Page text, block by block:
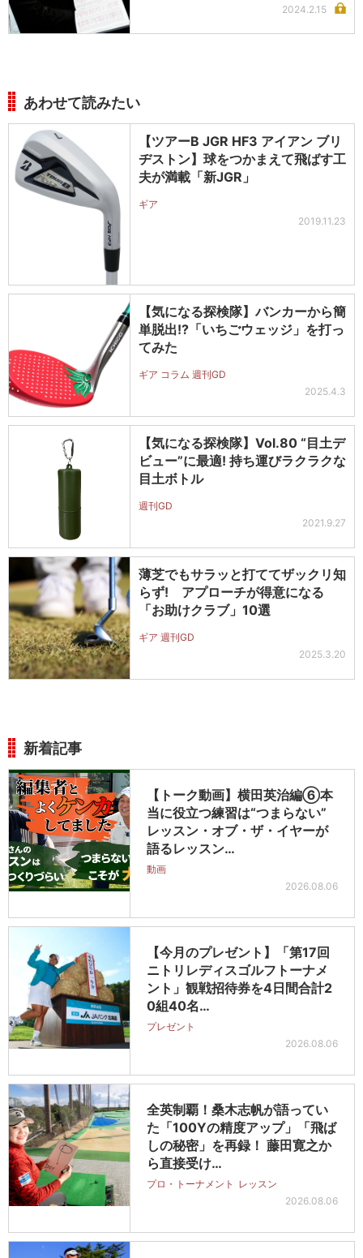
2024.2.15
あわせて読みたい
【ツアーB JGR HF3 アイアン ブリ
ヂストン】球をつかまえて飛ばす工
夫が満載「新JGR」
ギア
2019.11.23
【気になる探検隊】バンカーから簡
単脱出!?「いちごウェッジ」を打っ
てみた
ギア コラム 週刊GD
2025.4.3
【気になる探検隊】Vol.80 “目土デ
ビュー”に最適! 持ち運びラクラクな
目土ボトル
週刊GD
2021.9.27
薄芝でもサラッと打ててザックリ知
らず! アプローチが得意になる
「お助けクラブ」10選
ギア 週刊GD
2025.3.20
新着記事
【トーク動画】横田英治編⑥本
当に役立つ練習は“つまらない”
レッスン・オブ・ザ・イヤーが
語るレッスン…
動画
2026.08.06
【今月のプレゼント】「第17回
ニトリレディスゴルフトーナメ
ント」観戦招待券を4日間合計2
0組40名…
プレゼント
2026.08.06
全英制覇！桑木志帆が語ってい
た「100Yの精度アップ」「飛ば
しの秘密」を再録！ 藤田寛之か
ら直接受け…
プロ・トーナメント レッスン
2026.08.06